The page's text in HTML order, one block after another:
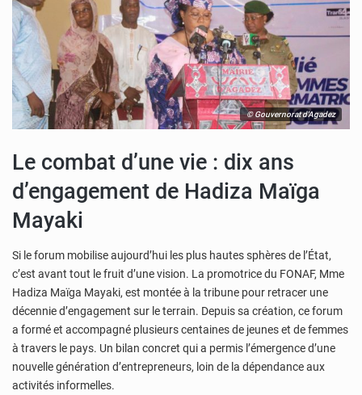
© Gouvernorat d'Agadez
Le combat d’une vie : dix ans
d’engagement de Hadiza Maïga
Mayaki
Si le forum mobilise aujourd’hui les plus hautes sphères de l’État,
c’est avant tout le fruit d’une vision. La promotrice du FONAF, Mme
Hadiza Maïga Mayaki, est montée à la tribune pour retracer une
décennie d’engagement sur le terrain. Depuis sa création, ce forum
a formé et accompagné plusieurs centaines de jeunes et de femmes
à travers le pays. Un bilan concret qui a permis l’émergence d’une
nouvelle génération d’entrepreneurs, loin de la dépendance aux
activités informelles.